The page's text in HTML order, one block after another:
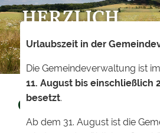
HERZLICH
WILLKOMMEN
Urlaubszeit in der
Die Gemeindeverwaltung ist
11. August bis einschließlich
besetzt.
Ab dem 31. August ist die